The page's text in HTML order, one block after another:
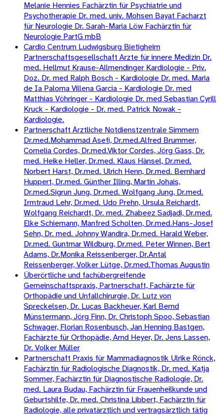
Melanie Hennies Fachärztin für Psychiatrie und
Psychotherapie Dr. med. univ. Mohsen Bayat Facharzt
für Neurologie Dr. Sarah-Maria Löw Fachärztin für
Neurologie PartG mbB
Cardio Centrum Ludwigsburg Bietigheim
Partnerschaftsgesellschaft Arzte für innere Medizin Dr.
med. Hellmut Krause-Allmendinger Kardiologie - Priv.
Doz. Dr. med Ralph Bosch - Kardiologie Dr. med. Maria
de Ia Paloma Villena Garcia - Kardiologie Dr. med
Matthias Vöhringer - Kardiologie Dr. med Sebastian Cyrill
Kruck - Kardiologie - Dr. med. Patrick Nowak -
Kardiologie.
Partnerschaft Ärztliche Notdienstzentrale Simmern
Dr.med.Mohammad Asefi, Dr.med.Alfred Brummer,
Cornelia Cordes, Dr.med.Viktor Cordes, Jörg Gass, Dr.
med. Heike Heller, Dr.med. Klaus Hänsel, Dr.med.
Norbert Harst, Dr.med. Ulrich Henn, Dr.med. Bernhard
Huppert, Dr.med. Günther Illing, Martin Johais,
Dr.med.Sigrun Jung, Dr.med. Wolfgang Jung, Dr.med.
Irmtraud Lehr, Dr.med. Udo Prehn, Ursula Reichardt,
Wolfgang Reichardt, Dr. med. Zhabeez Sadjadi, Dr.med.
Elke Schiemann, Manfred Scholten, Dr.med.Hans-Josef
Sehn, Dr. med. Johnny Wandira, Dr.med. Harald Weber,
Dr.med. Guntmar Wildburg, Dr.med. Peter Winnen, Bert
Adams, Dr.Monika Reissenberger, Dr.Antal
Reissenberger, Volker Lütge, Dr.med.Thomas Augustin
Überörtliche und fachübergreifende
Gemeinschaftspraxis, Partnerschaft, Fachärzte für
Orthopädie und Unfallchirurgie, Dr. Lutz von
Spreckelsen, Dr. Lucas Backheuer, Karl Bernd
Münstermann, Jörg Finn, Dr. Christoph Spoo, Sebastian
Schwager, Florian Rosenbusch, Jan Henning Bastgen,
Fachärzte für Orthopädie, Arnd Heyer, Dr. Jens Lassen,
Dr. Volker Müller
Partnerschaft Praxis für Mammadiagnostik Ulrike Rönck,
Fachärztin für Radiologische Diagnostik, Dr. med. Katja
Sommer, Fachärztin für Diagnostische Radiologie, Dr.
med. Laura Budau, Fachärztin für Frauenheilkunde und
Geburtshilfe, Dr. med. Christina Libbert, Fachärztin für
Radiologie, alle privatärztlich und vertragsärztlich tätig